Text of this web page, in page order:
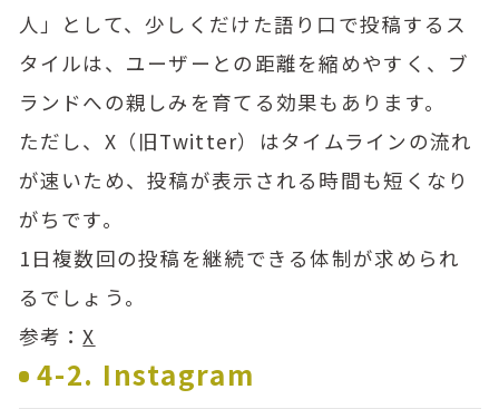
人」として、少しくだけた語り口で投稿するス
タイルは、ユーザーとの距離を縮めやすく、ブ
ランドへの親しみを育てる効果もあります。
ただし、X（旧Twitter）はタイムラインの流れ
が速いため、投稿が表示される時間も短くなり
がちです。
1日複数回の投稿を継続できる体制が求められ
るでしょう。
参考：X
4-2. Instagram